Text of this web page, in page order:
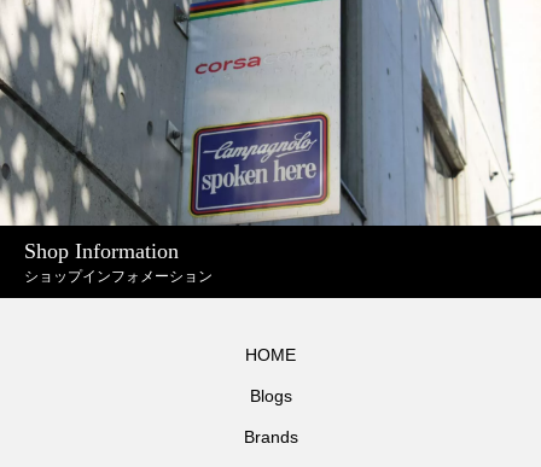
Shop Information
ショップインフォメーション
HOME
Blogs
Brands